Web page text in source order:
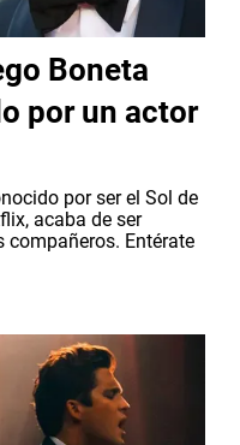
Boneta
por un actor
por ser el Sol de
acaba de ser
compañeros. Entérate